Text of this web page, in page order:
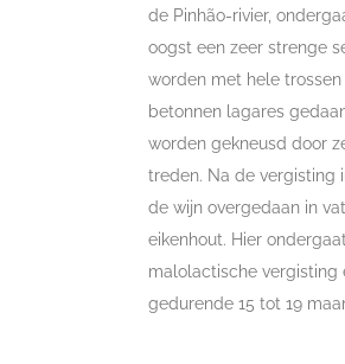
de Pinhão-rivier,
oogst een zeer strenge
worden met hele
betonnen lagares
worden gekneusd door
treden. Na de vergisting
de wijn overgedaan in
eikenhout. Hier
malolactische vergisting
gedurende 15 tot 19